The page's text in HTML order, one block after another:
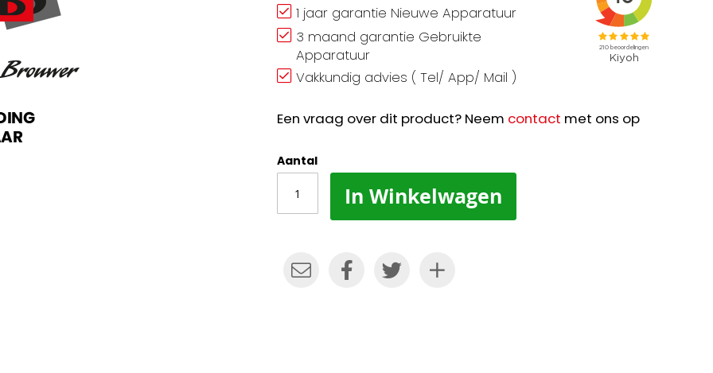
1 jaar garantie Nieuwe Apparatuur
3 maand garantie Gebruikte
Apparatuur
Vakkundig advies ( Tel/ App/ Mail )
Een vraag over dit product? Neem contact met ons op
Aantal
In Winkelwagen